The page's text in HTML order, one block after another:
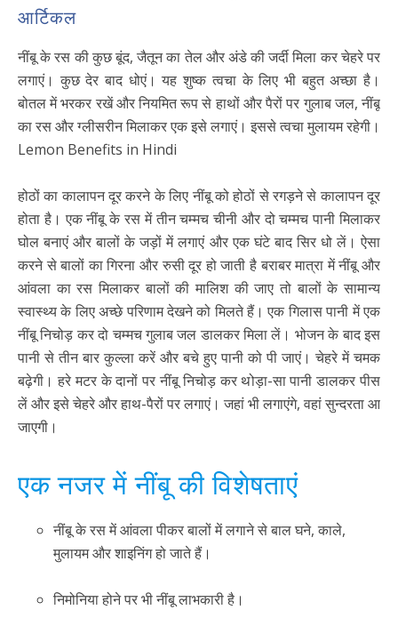
आर्टिकल
नींबू के रस की कुछ बूंद, जैतून का तेल और अंडे की जर्दी मिला कर चेहरे पर
लगाएं। कुछ देर बाद धोएं। यह शुष्क त्वचा के लिए भी बहुत अच्छा है।
बोतल में भरकर रखें और नियमित रूप से हाथों और पैरों पर गुलाब जल, नींबू
का रस और ग्लीसरीन मिलाकर एक इसे लगाएं। इससे त्वचा मुलायम रहेगी।
Lemon Benefits in Hindi
होठों का कालापन दूर करने के लिए नींबू को होठों से रगड़ने से कालापन दूर
होता है। एक नींबू के रस में तीन चम्मच चीनी और दो चम्मच पानी मिलाकर
घोल बनाएं और बालों के जड़ों में लगाएं और एक घंटे बाद सिर धो लें। ऐसा
करने से बालों का गिरना और रुसी दूर हो जाती है बराबर मात्रा में नींबू और
आंवला का रस मिलाकर बालों की मालिश की जाए तो बालों के सामान्य
स्वास्थ्य के लिए अच्छे परिणाम देखने को मिलते हैं। एक गिलास पानी में एक
नींबू निचोड़ कर दो चम्मच गुलाब जल डालकर मिला लें। भोजन के बाद इस
पानी से तीन बार कुल्ला करें और बचे हुए पानी को पी जाएं। चेहरे में चमक
बढ़ेगी। हरे मटर के दानों पर नींबू निचोड़ कर थोड़ा-सा पानी डालकर पीस
लें और इसे चेहरे और हाथ-पैरों पर लगाएं। जहां भी लगाएंगे, वहां सुन्दरता आ
जाएगी।
एक नजर में नींबू की विशेषताएं
नींबू के रस में आंवला पीकर बालों में लगाने से बाल घने, काले,
मुलायम और शाइनिंग हो जाते हैं।
निमोनिया होने पर भी नींबू लाभकारी है।